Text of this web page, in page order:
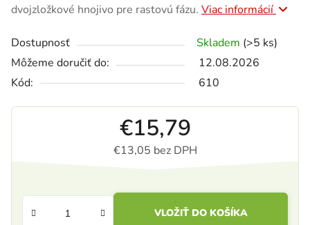
dvojzložkové hnojivo pre rastovú fázu. Viac informácií
Dostupnosť Skladem (>5 ks)
Môžeme doručiť do:
12.08.2026
Kód:
610
€15,79
€13,05 bez DPH
VLOŽIŤ DO KOŠÍKA